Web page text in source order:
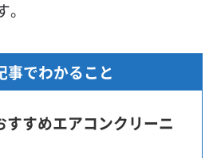
事でわかること
すすめエアコンクリーニ